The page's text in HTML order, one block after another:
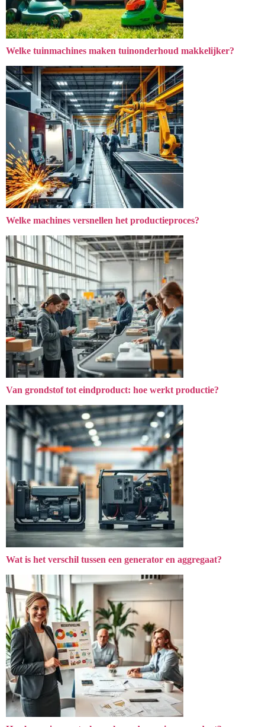
Welke tuinmachines maken tuinonderhoud makkelijker?
Welke machines versnellen het productieproces?
Van grondstof tot eindproduct: hoe werkt productie?
Wat is het verschil tussen een generator en aggregaat?